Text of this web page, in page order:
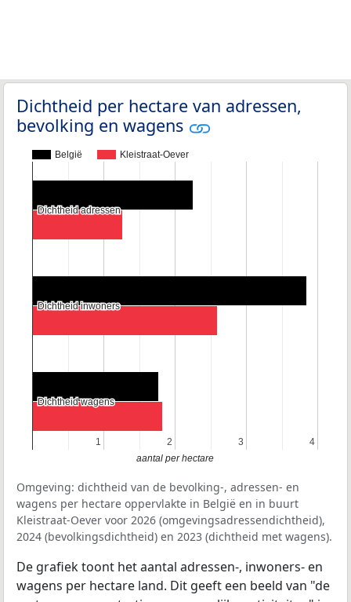
Dichtheid per hectare van adressen,
bevolking en wagens
België Kleistraat-Oever
1
1 2
2 3
3 4
4
Dichtheid adressen
Dichtheid adressen
Dichtheid inwoners
Dichtheid inwoners
Dichtheid wagens
Dichtheid wagens
aantal per hectare
Omgeving: dichtheid van de bevolking-, adressen- en
wagens per hectare oppervlakte in België en in buurt
Kleistraat-Oever voor 2026 (omgevingsadressendichtheid),
2024 (bevolkingsdichtheid) en 2023 (dichtheid met wagens).
De grafiek toont het aantal adressen-, inwoners- en
wagens per hectare land. Dit geeft een beeld van "de